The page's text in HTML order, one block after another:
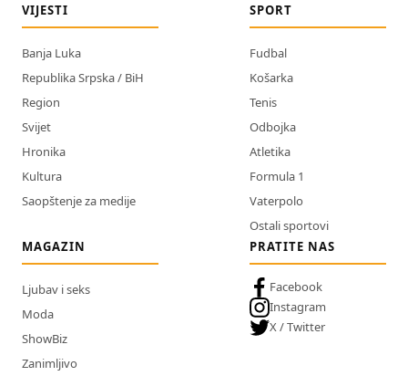
VIJESTI
Banja Luka
Republika Srpska / BiH
Region
Svijet
Hronika
Kultura
Saopštenje za medije
SPORT
Fudbal
Košarka
Tenis
Odbojka
Atletika
Formula 1
Vaterpolo
Ostali sportovi
MAGAZIN
Ljubav i seks
Moda
ShowBiz
Zanimljivo
PRATITE NAS
Facebook
Instagram
X / Twitter